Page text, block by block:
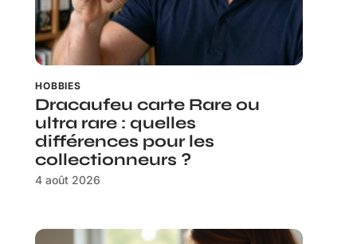
HOBBIES
Dracaufeu carte Rare ou
ultra rare : quelles
différences pour les
collectionneurs ?
4 août 2026